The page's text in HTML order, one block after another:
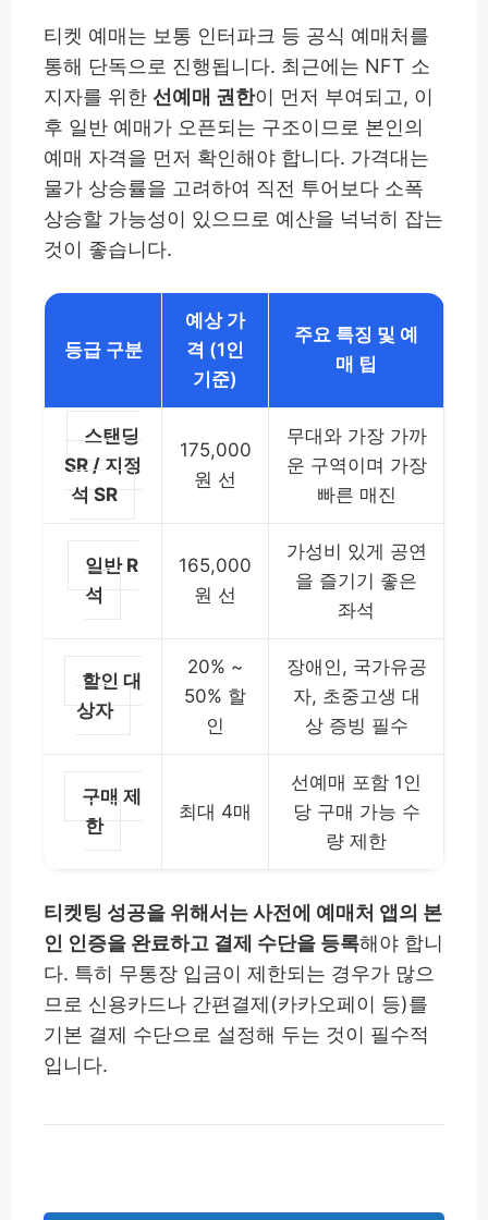
티켓 예매는 보통 인터파크 등 공식 예매처를
통해 단독으로 진행됩니다. 최근에는 NFT 소
지자를 위한 선예매 권한이 먼저 부여되고, 이
후 일반 예매가 오픈되는 구조이므로 본인의
예매 자격을 먼저 확인해야 합니다. 가격대는
물가 상승률을 고려하여 직전 투어보다 소폭
상승할 가능성이 있으므로 예산을 넉넉히 잡는
것이 좋습니다.
등급 구분
예상 가
격 (1인
기준)
주요 특징 및 예
매 팁
스탠딩
SR / 지정
석 SR
175,000
원 선
무대와 가장 가까
운 구역이며 가장
빠른 매진
일반 R
석
165,000
원 선
가성비 있게 공연
을 즐기기 좋은
좌석
할인 대
상자
20% ~
50% 할
인
장애인, 국가유공
자, 초중고생 대
상 증빙 필수
구매 제
한
최대 4매
선예매 포함 1인
당 구매 가능 수
량 제한
티켓팅 성공을 위해서는 사전에 예매처 앱의 본
인 인증을 완료하고 결제 수단을 등록해야 합니
다. 특히 무통장 입금이 제한되는 경우가 많으
므로 신용카드나 간편결제(카카오페이 등)를
기본 결제 수단으로 설정해 두는 것이 필수적
입니다.